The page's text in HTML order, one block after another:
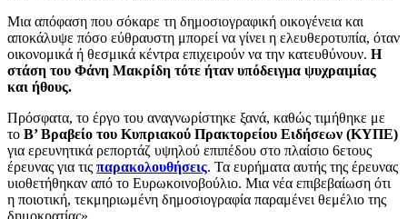
Μια απόφαση που σόκαρε τη δημοσιογραφική οικογένεια και
αποκάλυψε πόσο εύθραυστη μπορεί να γίνει η ελευθεροτυπία, όταν
οικονομικά ή θεσμικά κέντρα επιχειρούν να την κατευθύνουν. Η
στάση του Φάνη Μακρίδη τότε ήταν υπόδειγμα ψυχραιμίας
και ήθους.
Πρόσφατα, το έργο του αναγνωρίστηκε ξανά, καθώς τιμήθηκε με
το Β’ Βραβείο του Κυπριακού Πρακτορείου Ειδήσεων (ΚΥΠΕ)
για ερευνητικά ρεπορτάζ υψηλού επιπέδου στο πλαίσιο 6ετους
έρευνας για τις παρακολουθήσεις. Τα ευρήματα αυτής της έρευνας
υιοθετήθηκαν από το Ευρωκοινοβούλιο. Μια νέα επιβεβαίωση ότι
η ποιοτική, τεκμηριωμένη δημοσιογραφία παραμένει θεμέλιο της
δημοκρατίας».